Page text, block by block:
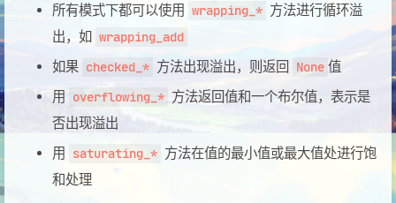
所有模式下都可以使用 wrapping_* 方法进行循环溢
出，如 wrapping_add
如果 checked_* 方法出现溢出，则返回 None 值
用
overflowing_* 方法返回值和一个布尔值，表示是
否出现溢出
用
saturating_* 方法在值的最小值或最大值处进行饱
和处理